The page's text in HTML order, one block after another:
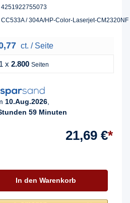
4251922755073
CC533A / 304A/HP-Color-Laserjet-CM2320NF
ct. / Seite
1 x 2.800 Seiten
10.Aug.2026
59 Minuten
21,69 €*
In den Warenkorb